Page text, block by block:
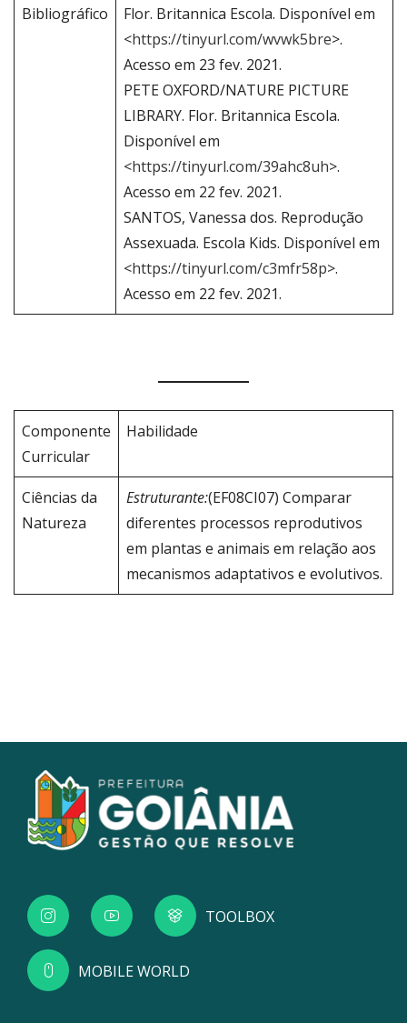
Bibliográfico
Flor. Britannica Escola. Disponível em
<https://tinyurl.com/wvwk5bre>.
Acesso em 23 fev. 2021.
PETE OXFORD/NATURE PICTURE
LIBRARY. Flor. Britannica Escola.
Disponível em
<https://tinyurl.com/39ahc8uh>.
Acesso em 22 fev. 2021.
SANTOS, Vanessa dos. Reprodução
Assexuada. Escola Kids. Disponível em
<https://tinyurl.com/c3mfr58p>.
Acesso em 22 fev. 2021.
Componente
Curricular
Habilidade
Ciências da
Natureza
Estruturante:(EF08CI07) Comparar
diferentes processos reprodutivos
em plantas e animais em relação aos
mecanismos adaptativos e evolutivos.
TOOLBOX
MOBILE WORLD